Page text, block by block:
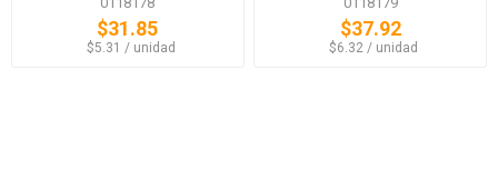
$31.85
‏‏‎ ‎‏‏‎ ‎$5.31 / unidad
$37.92
‏‏‎ ‎‏‏‎ ‎$6.32 / unidad